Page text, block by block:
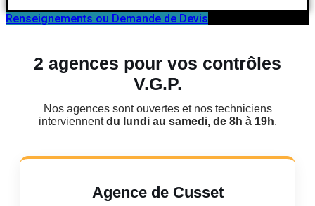
Renseignements ou Demande de Devis
2 agences pour vos contrôles
V.G.P.
Nos agences sont ouvertes et nos techniciens
interviennentdu lundi au samedi, de 8h à 19h.
Agence de Cusset